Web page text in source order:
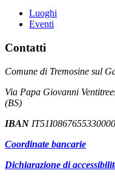
Luoghi
Eventi
Contatti
Comune di Tremosine sul
Via Papa Giovanni
(BS)
IBAN
Coordinate bancarie
Dichiarazione di